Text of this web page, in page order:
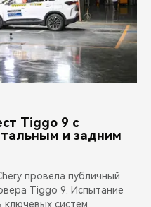
Tiggo 9 с
и задним
провела публичный
Tiggo 9. Испытание
систем